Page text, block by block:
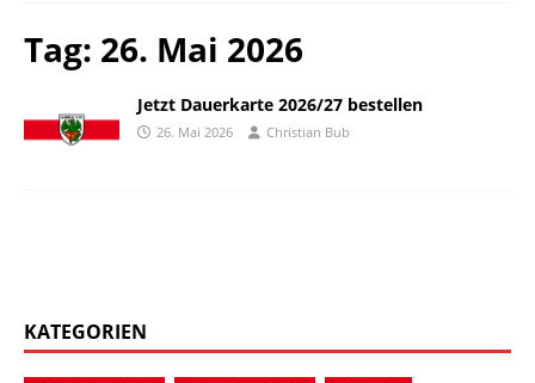
Tag: 26. Mai 2026
Jetzt Dauerkarte 2026/27 bestellen
26. Mai 2026 Christian Bub
KATEGORIEN